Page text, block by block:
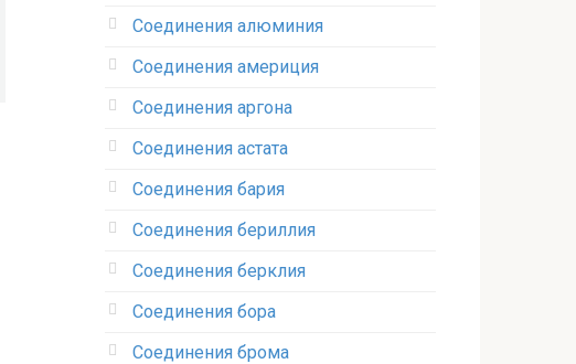
Соединения алюминия‎
Соединения америция‎
Соединения аргона‎
Соединения астата‎
Соединения бария
Соединения бериллия‎
Соединения берклия
Соединения бора‎
Соединения брома‎